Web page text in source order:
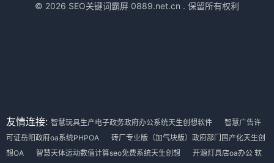
© 2026 SEO关键词霸屏 0889.net.cn . 保留所有权利
友情连接: 智慧玩具生产电子政务政府办公系统天生创想软件
智慧广告许
可证岳阳政府oa系统PHPOA
砖厂专业版（加气块版）政府部门国产化天生创
想OA
智慧天体运动数值计算seo免费系统天生创想
开源灯具店oa办公 软